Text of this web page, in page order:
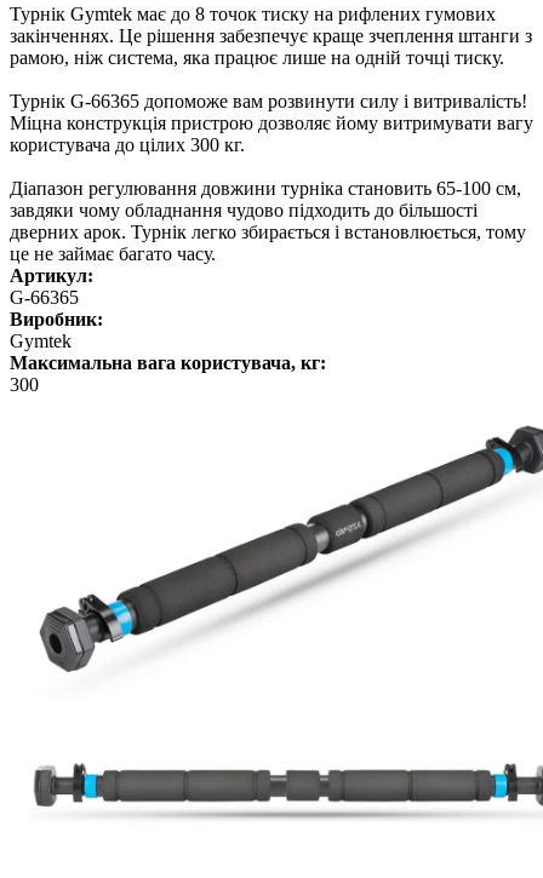
Турнік Gymtek має до 8 точок тиску на рифлених гумових
закінченнях. Це рішення забезпечує краще зчеплення штанги з
рамою, ніж система, яка працює лише на одній точці тиску.
Турнік G-66365 допоможе вам розвинути силу і витривалість!
Міцна конструкція пристрою дозволяє йому витримувати вагу
користувача до цілих 300 кг.
Діапазон регулювання довжини турніка становить 65-100 см,
завдяки чому обладнання чудово підходить до більшості
дверних арок. Турнік легко збирається і встановлюється, тому
це не займає багато часу.
Артикул:
G-66365
Виробник:
Gymtek
Максимальна вага користувача, кг:
300